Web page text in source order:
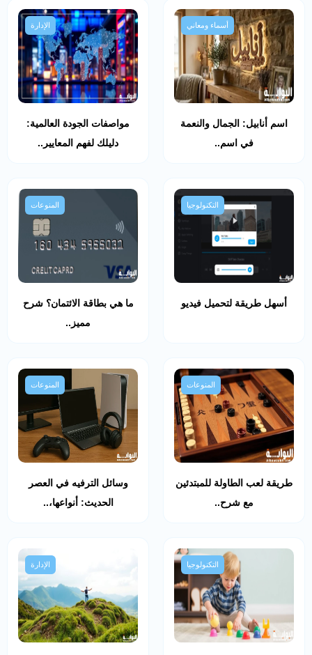
أسماء ومعاني
اسم أنابيل: الجمال والنعمة
في اسم..
الإدارة
مواصفات الجودة العالمية:
دليلك لفهم المعايير..
التكنولوجيا
أسهل طريقة لتحميل فيديو
المنوعات
ما هي بطاقة الائتمان؟ شرح
مميز..
المنوعات
طريقة لعب الطاولة للمبتدئين
مع شرح..
المنوعات
وسائل الترفيه في العصر
الحديث: أنواعها،..
التكنولوجيا الإدارة